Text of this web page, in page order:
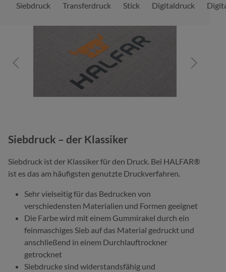
Siebdruck Transferdruck Stick Digitaldruck
Bildergalerie überspringen
Siebdruck – der Klassiker
Siebdruck ist der Klassiker für den Druck. Bei HALFAR®
ist es das am häufigsten genutzte Druckverfahren.
Sehr vielseitig für das Bedrucken von
verschiedensten Materialien und Formen geeignet
Die Farbe wird mit einem Gummirakel durch ein
feinmaschiges Sieb auf das Material gedruckt und
anschließend in einem Durchlauftrockner
getrocknet
Siebdrucke sind widerstandsfähig und